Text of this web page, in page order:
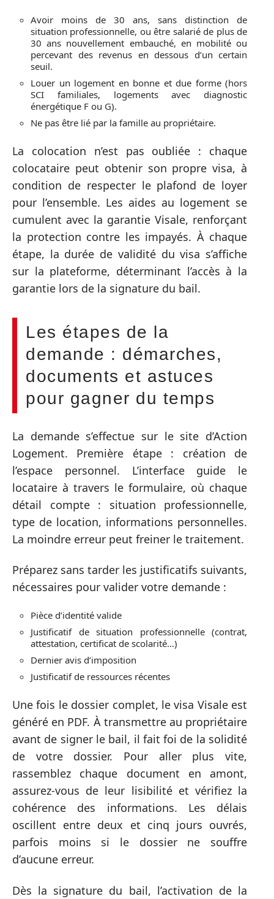
Avoir moins de 30 ans, sans distinction de
situation professionnelle, ou être salarié de plus de
30 ans nouvellement embauché, en mobilité ou
percevant des revenus en dessous d’un certain
seuil.
Louer un logement en bonne et due forme (hors
SCI familiales, logements avec diagnostic
énergétique F ou G).
Ne pas être lié par la famille au propriétaire.
La colocation n’est pas oubliée : chaque
colocataire peut obtenir son propre visa, à
condition de respecter le plafond de loyer
pour l’ensemble. Les aides au logement se
cumulent avec la garantie Visale, renforçant
la protection contre les impayés. À chaque
étape, la durée de validité du visa s’affiche
sur la plateforme, déterminant l’accès à la
garantie lors de la signature du bail.
Les étapes de la
demande : démarches,
documents et astuces
pour gagner du temps
La demande s’effectue sur le site d’Action
Logement. Première étape : création de
l’espace personnel. L’interface guide le
locataire à travers le formulaire, où chaque
détail compte : situation professionnelle,
type de location, informations personnelles.
La moindre erreur peut freiner le traitement.
Préparez sans tarder les justificatifs suivants,
nécessaires pour valider votre demande :
Pièce d’identité valide
Justificatif de situation professionnelle (contrat,
attestation, certificat de scolarité…)
Dernier avis d’imposition
Justificatif de ressources récentes
Une fois le dossier complet, le visa Visale est
généré en PDF. À transmettre au propriétaire
avant de signer le bail, il fait foi de la solidité
de votre dossier. Pour aller plus vite,
rassemblez chaque document en amont,
assurez-vous de leur lisibilité et vérifiez la
cohérence des informations. Les délais
oscillent entre deux et cinq jours ouvrés,
parfois moins si le dossier ne souffre
d’aucune erreur.
Dès la signature du bail, l’activation de la